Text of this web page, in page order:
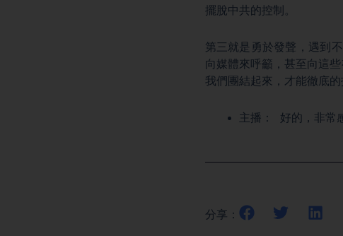
擺脫中共的控制。
第三就是勇於發聲，遇到
向媒體來呼籲，甚至向這
我們團結起來，才能徹底
主播： 好的，非常
分享：